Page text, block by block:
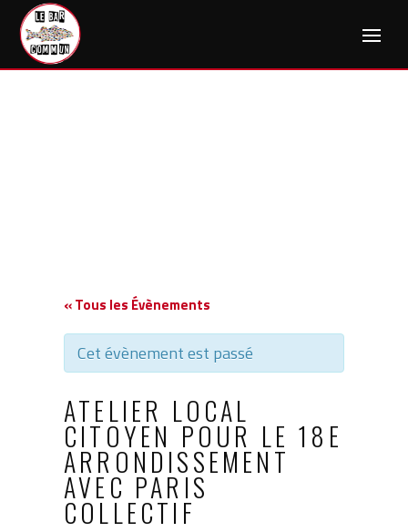
Skip
content
« Tous les Évènements
Cet évènement est passé
ATELIER LOCAL
CITOYEN POUR LE 18E
ARRONDISSEMENT
AVEC PARIS
COLLECTIF